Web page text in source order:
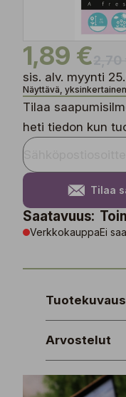
1,89 €
sis. alv. myynti
Näyttävä,
Tilaa
heti tiedon kun
Tilaa
Saatavuus:
VerkkokauppaEi
Tuotekuvaus
Arvostelut